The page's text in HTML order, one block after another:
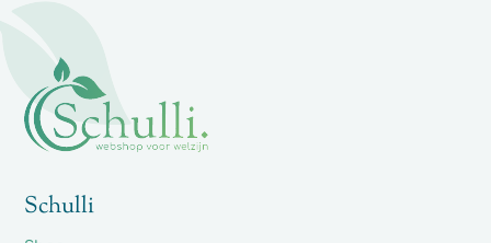
Schulli